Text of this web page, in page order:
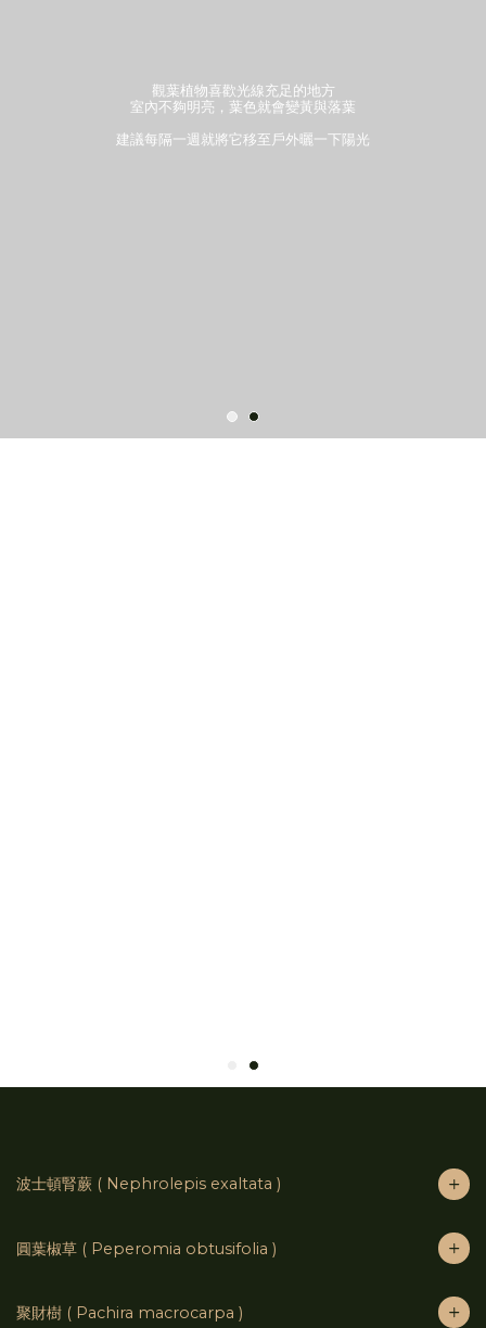
觀葉植物喜歡光線充足的地方
室內不夠明亮，葉色就會變黃與落葉
建議每隔一週就將它移至戶外曬一下陽光
波士頓腎蕨 ( Nephrolepis exaltata )
圓葉椒草 ( Peperomia obtusifolia )
聚財樹 ( Pachira macrocarpa )